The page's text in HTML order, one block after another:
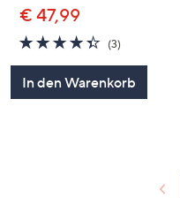
€ 47,99
4.3
von
(3)3
In den Warenkorb